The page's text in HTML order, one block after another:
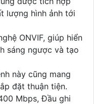
lượng hình ảnh tới
ONVIF, giúp hiển
sáng ngược và tạo
này cũng mang
đặt thuận tiện.
Mbps, Đầu ghi